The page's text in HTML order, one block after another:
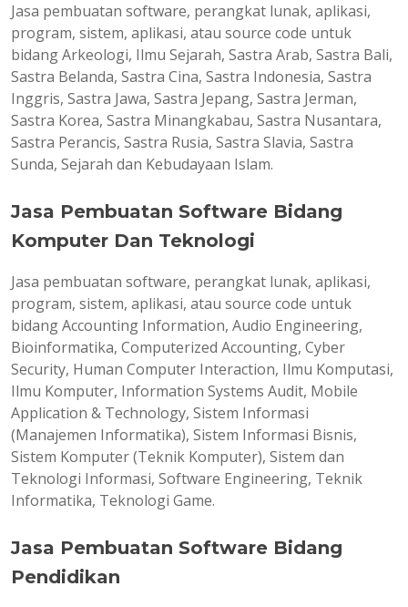
Jasa pembuatan software, perangkat lunak, aplikasi,
program, sistem, aplikasi, atau source code untuk
bidang Arkeologi, Ilmu Sejarah, Sastra Arab, Sastra Bali,
Sastra Belanda, Sastra Cina, Sastra Indonesia, Sastra
Inggris, Sastra Jawa, Sastra Jepang, Sastra Jerman,
Sastra Korea, Sastra Minangkabau, Sastra Nusantara,
Sastra Perancis, Sastra Rusia, Sastra Slavia, Sastra
Sunda, Sejarah dan Kebudayaan Islam.
Jasa Pembuatan Software Bidang
Komputer Dan Teknologi
Jasa pembuatan software, perangkat lunak, aplikasi,
program, sistem, aplikasi, atau source code untuk
bidang Accounting Information, Audio Engineering,
Bioinformatika, Computerized Accounting, Cyber
Security, Human Computer Interaction, Ilmu Komputasi,
Ilmu Komputer, Information Systems Audit, Mobile
Application & Technology, Sistem Informasi
(Manajemen Informatika), Sistem Informasi Bisnis,
Sistem Komputer (Teknik Komputer), Sistem dan
Teknologi Informasi, Software Engineering, Teknik
Informatika, Teknologi Game.
Jasa Pembuatan Software Bidang
Pendidikan